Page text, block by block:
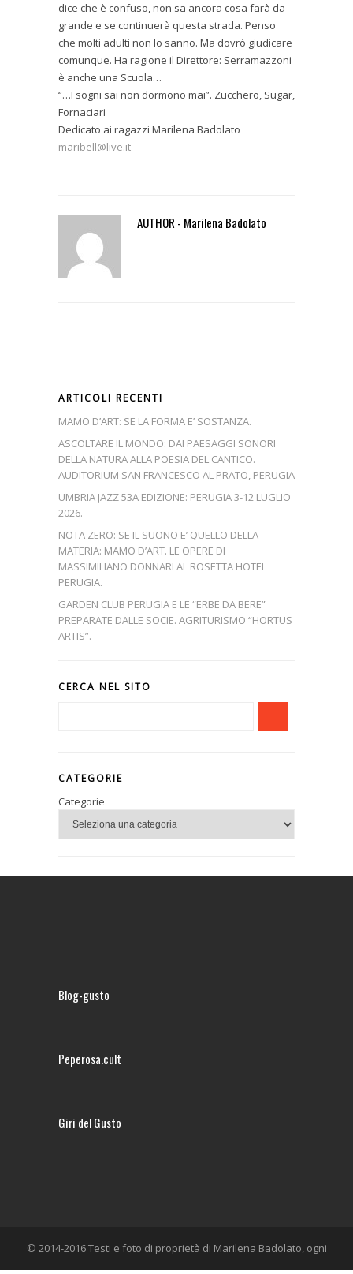
dice che è confuso, non sa ancora cosa farà da
grande e se continuerà questa strada. Penso
che molti adulti non lo sanno. Ma dovrò giudicare
comunque. Ha ragione il Direttore: Serramazzoni
è anche una Scuola…
“…I sogni sai non dormono mai”. Zucchero, Sugar,
Fornaciari
Dedicato ai ragazzi Marilena Badolato
maribell@live.it
AUTHOR - Marilena Badolato
ARTICOLI RECENTI
MAMO D’ART: SE LA FORMA E’ SOSTANZA.
ASCOLTARE IL MONDO: DAI PAESAGGI SONORI
DELLA NATURA ALLA POESIA DEL CANTICO.
AUDITORIUM SAN FRANCESCO AL PRATO, PERUGIA
UMBRIA JAZZ 53A EDIZIONE: PERUGIA 3-12 LUGLIO
2026.
NOTA ZERO: SE IL SUONO E’ QUELLO DELLA
MATERIA: MAMO D’ART. LE OPERE DI
MASSIMILIANO DONNARI AL ROSETTA HOTEL
PERUGIA.
GARDEN CLUB PERUGIA E LE “ERBE DA BERE”
PREPARATE DALLE SOCIE. AGRITURISMO “HORTUS
ARTIS”.
CERCA NEL SITO
CATEGORIE
Categorie
Blog-gusto
Peperosa.cult
Giri del Gusto
© 2014-2016 Testi e foto di proprietà di Marilena Badolato, ogni